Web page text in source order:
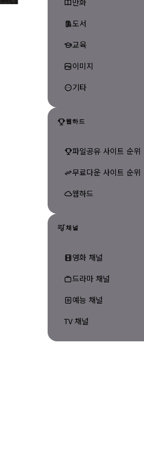
도서
교육
이미지
기타
웹하드
파일공유 사이트 순위
무료다운 사이트 순위
웹하드
채널
영화 채널
드라마 채널
예능 채널
TV 채널